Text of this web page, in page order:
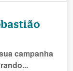
campanha